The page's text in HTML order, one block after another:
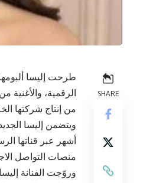
SHARE
الرقمية، والأغنية
من إنتاج شركتها
أشهر عبر قناتها
منصات التواصل
وروّجت الفنانة